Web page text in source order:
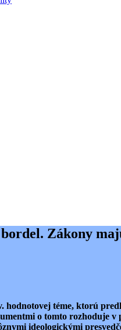
Zákony
hodnotovej téme, ktorú
o tomto rozhoduje v
ideologickými